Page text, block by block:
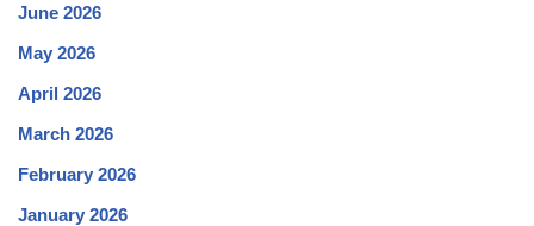
June 2026
May 2026
April 2026
March 2026
February 2026
January 2026